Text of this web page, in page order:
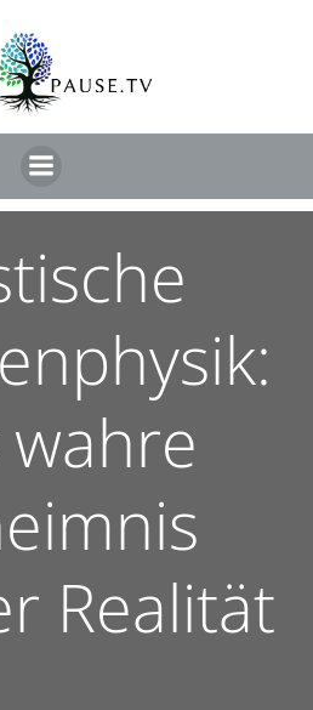
wahre
Realität